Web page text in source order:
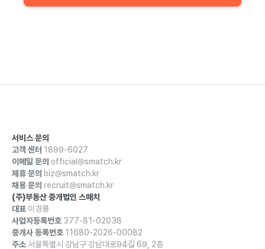
서비스 문의
고객 센터 1899-6027
이메일 문의 official@smatch.kr
제휴 문의 biz@smatch.kr
채용 문의 recruit@smatch.kr
(주)부동산 중개법인 스매치
대표 이경룡
사업자등록번호 377-81-02038
중개사 등록번호 11680-2026-00082
주소 서울특별시 강남구 강남대로94길 69, 2층